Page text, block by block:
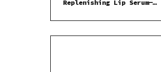
Replenishing Lip Serum-
8,5 ml